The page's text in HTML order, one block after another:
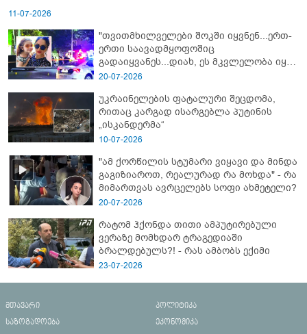
11-07-2026
"თვითმხილველები შოკში იყვნენ...ერთ-
ერთი საავადმყოფოშიც
გადაიყვანეს...დიახ, ეს მკვლელობა იყო"
- გორში დატრიალებული ტრაგედიის
20-07-2026
უკრაინელების ფატალური შეცდომა,
რითაც კარგად ისარგებლა პუტინის
„ისკანდერმა“
10-07-2026
"ამ ქორწილის სტუმარი ვიყავი და მინდა
გაგიზიაროთ, რეალურად რა მოხდა" - რა
მიმართვას ავრცელებს სოფი ახმეტელი?
20-07-2026
რატომ ჰქონდა თითი ამპუტირებული
ვერაზე მომხდარ ტრაგედიაში
ბრალდებულს?! - რას ამბობს ექიმი
23-07-2026
მთავარი
პოლიტიკა
საზოგადოება
ეკონომიკა